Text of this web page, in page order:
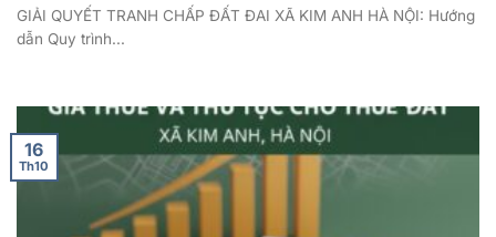
GIẢI QUYẾT TRANH CHẤP ĐẤT ĐAI XÃ KIM ANH HÀ NỘI: Hướng
dẫn Quy trình...
16
Th10